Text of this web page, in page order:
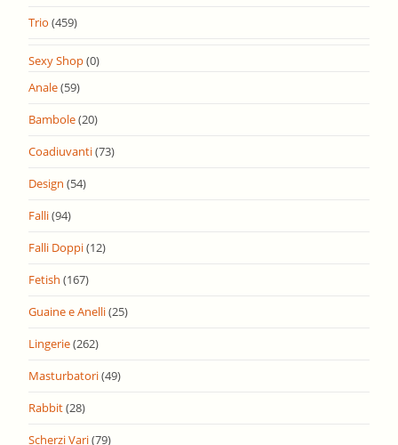
Trio (459)
Sexy Shop(0)
Anale(59)
Bambole(20)
Coadiuvanti(73)
Design (54)
Falli(94)
Falli Doppi(12)
Fetish (167)
Guaine e Anelli(25)
Lingerie(262)
Masturbatori(49)
Rabbit(28)
Scherzi Vari(79)